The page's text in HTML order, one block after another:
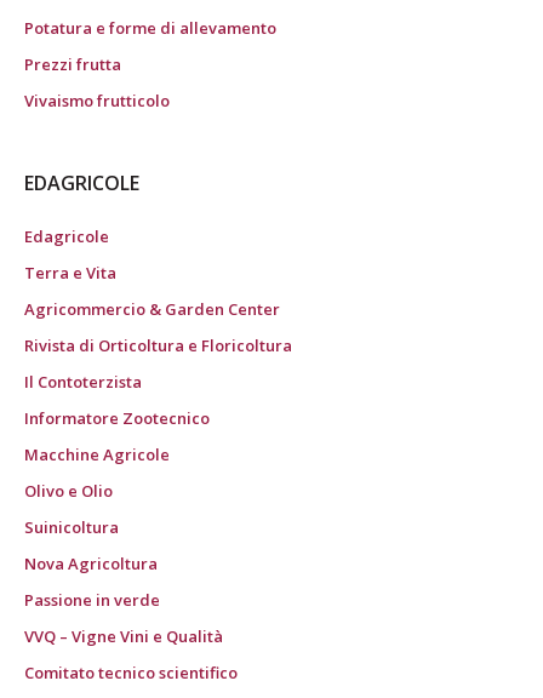
Potatura e forme di allevamento
Prezzi frutta
Vivaismo frutticolo
EDAGRICOLE
Edagricole
Terra e Vita
Agricommercio & Garden Center
Rivista di Orticoltura e Floricoltura
Il Contoterzista
Informatore Zootecnico
Macchine Agricole
Olivo e Olio
Suinicoltura
Nova Agricoltura
Passione in verde
VVQ – Vigne Vini e Qualità
Comitato tecnico scientifico